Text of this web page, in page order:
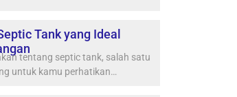
Tank yang Ideal
tentang septic tank, salah satu
untuk kamu perhatikan…